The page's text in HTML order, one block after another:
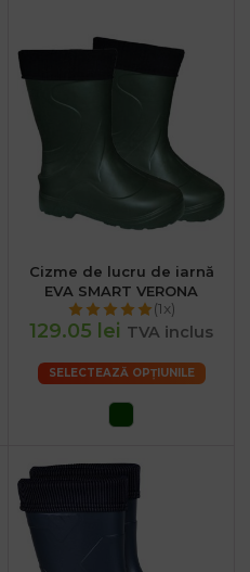
Cizme de lucru de iarnă
EVA SMART VERONA
(1x)
129.05 lei TVA inclus
SELECTEAZĂ OPȚIUNILE